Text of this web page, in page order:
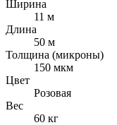
Ширина
11 м
Длина
50 м
Толщина (микроны)
150 мкм
Цвет
Розовая
Вес
60 кг